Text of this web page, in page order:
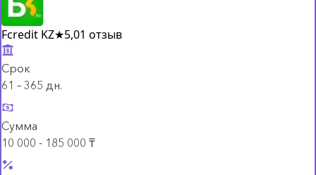
Fcredit KZ★5,01 отзыв
Срок
61 – 365 дн.
Сумма
10 000 - 185 000 ₸